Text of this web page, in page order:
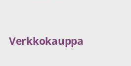
Verkkokauppa